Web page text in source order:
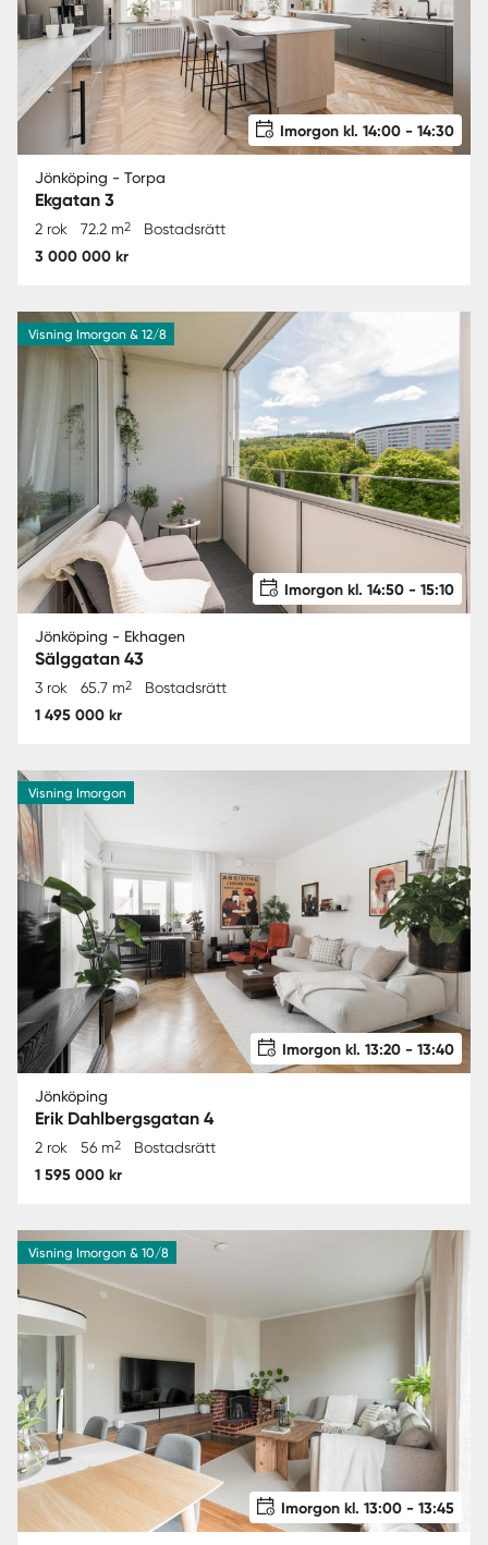
Imorgon kl. 14:00 - 14:30
Jönköping - Torpa
Ekgatan 3
2 rok 72.2 m2 Bostadsrätt
3 000 000 kr
Visning Imorgon & 12/8
Imorgon kl. 14:50 - 15:10
Jönköping - Ekhagen
Sälggatan 43
3 rok 65.7 m2 Bostadsrätt
1 495 000 kr
Visning Imorgon
Imorgon kl. 13:20 - 13:40
Jönköping
Erik Dahlbergsgatan 4
2 rok 56 m2 Bostadsrätt
1 595 000 kr
Visning Imorgon & 10/8
Imorgon kl. 13:00 - 13:45